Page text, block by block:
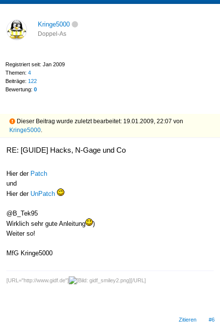
Kringe5000
Doppel-As
Registriert seit: Jan 2009
Themen: 4
Beiträge: 122
Bewertung: 0
Dieser Beitrag wurde zuletzt bearbeitet: 19.01.2009, 22:07 von
Kringe5000
RE: [GUIDE] Hacks, N-Gage und Co
Hier der Patch
und
Hier der UnPatch
@B_Tek95
Wirklich sehr gute Anleitung
)
Weiter so!
MfG Kringe5000
[URL="http://www.gidf.de"] [/URL]
Zitieren #6